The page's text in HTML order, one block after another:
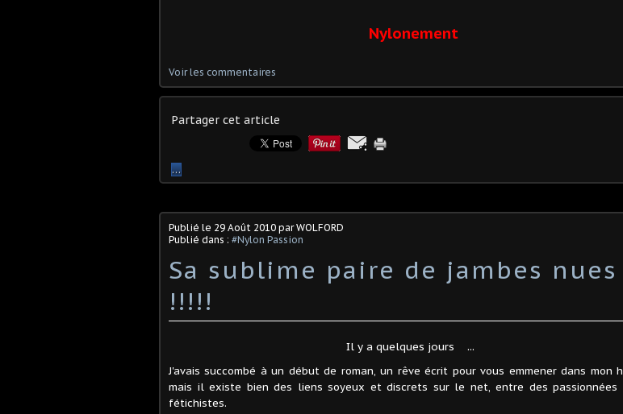
Nylonement
Voir les commentaires
Partager cet article
…
Publié le 29 Août 2010 par WOLFORD
Publié dans : #Nylon Passion
Sa sublime paire de jambes nues
!!!!!
Il y a quelques jours ...
J'avais succombé à un début de roman, un rêve écrit pour vous emmener dans mon
mais il existe bien des liens soyeux et discrets sur le net, entre des passionnées
fétichistes.